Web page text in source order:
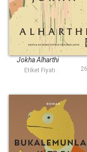
Dolunay Kadınları
Jokha Alharthi
Etiket Fiyatı :